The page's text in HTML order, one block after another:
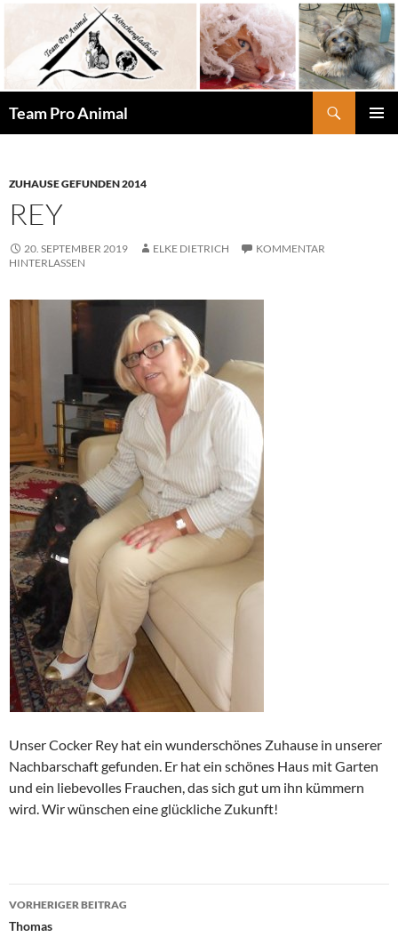
springen
Team Pro Animal
ZUHAUSE GEFUNDEN 2014
REY
20. SEPTEMBER 2019 ELKE DIETRICH
KOMMENTAR
HINTERLASSEN
Unser Cocker Rey hat ein wunderschönes Zuhause in unserer
Nachbarschaft gefunden. Er hat ein schönes Haus mit Garten
und ein liebevolles Frauchen, das sich gut um ihn kümmern
wird. Wir wünschen eine glückliche Zukunft!
Beitragsnavigation
VORHERIGER BEITRAG
Thomas